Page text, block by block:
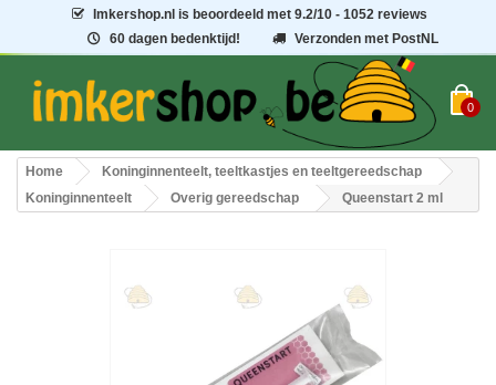
Imkershop.nl is beoordeeld met9.2/10 - 1052 reviews
60 dagen bedenktijd!
Verzonden met PostNL
0
Home
Koninginnenteelt, teeltkastjes en teeltgereedschap
Koninginnenteelt
Overig gereedschap Queenstart 2 ml